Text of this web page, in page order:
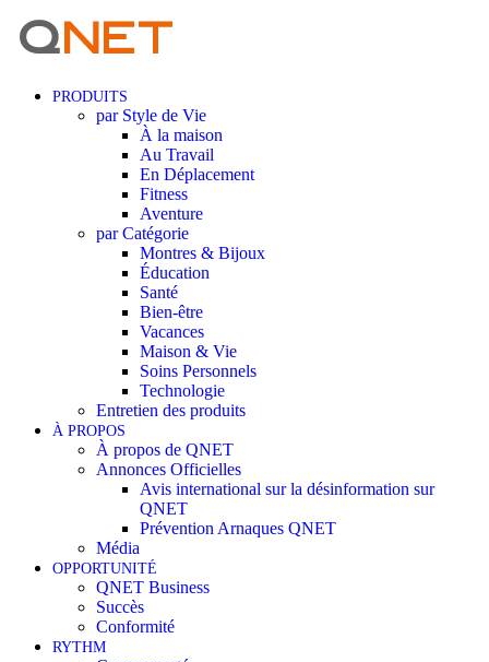
PRODUITS
par Style de Vie
À la maison
Au Travail
En Déplacement
Fitness
Aventure
par Catégorie
Montres & Bijoux
Éducation
Santé
Bien-être
Vacances
Maison & Vie
Soins Personnels
Technologie
Entretien des produits
À PROPOS
À propos de QNET
Annonces Officielles
Avis international sur la désinformation sur
QNET
Prévention Arnaques QNET
Média
OPPORTUNITÉ
QNET Business
Succès
Conformité
RYTHM